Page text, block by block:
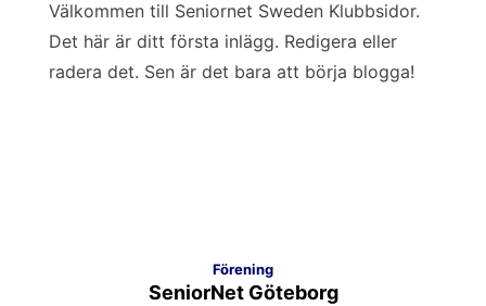
Välkommen till Seniornet Sweden Klubbsidor.
Det här är ditt första inlägg. Redigera eller
radera det. Sen är det bara att börja blogga!
Förening
SeniorNet Göteborg